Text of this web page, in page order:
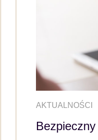
AKTUALNOŚCI